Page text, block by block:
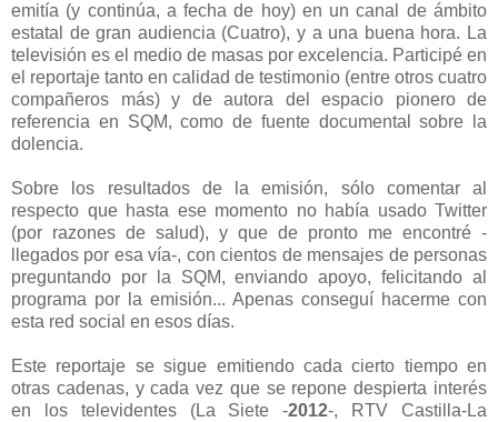
emitía (y continúa, a fecha de hoy) en un canal de ámbito
estatal de gran audiencia (Cuatro), y a una buena hora. La
televisión es el medio de masas por excelencia. Participé en
el reportaje tanto en calidad de testimonio (entre otros cuatro
compañeros más) y de autora del espacio pionero de
referencia en SQM, como de fuente documental sobre la
dolencia.
Sobre los resultados de la emisión, sólo comentar al
respecto que hasta ese momento no había usado Twitter
(por razones de salud), y que de pronto me encontré -
llegados por esa vía-, con cientos de mensajes de personas
preguntando por la SQM, enviando apoyo, felicitando al
programa por la emisión... Apenas conseguí hacerme con
esta red social en esos días.
Este reportaje se sigue emitiendo cada cierto tiempo en
otras cadenas, y cada vez que se repone despierta interés
en los televidentes (La Siete -2012-, RTV Castilla-La